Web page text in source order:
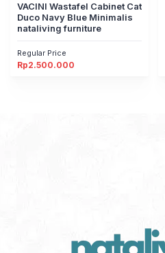
VACINI Wastafel Cabinet Cat
Duco Navy Blue Minimalis
nataliving furniture
Regular Price
Rp2.500.000